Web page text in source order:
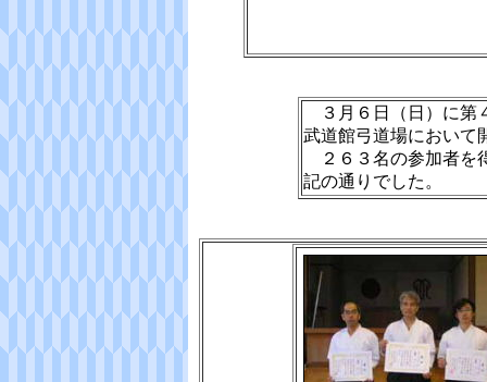
３月６日（日）に第
武道館弓道場において
２６３名の参加者を
記の通りでした。